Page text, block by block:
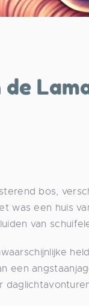
bos,
was een huis
van
een